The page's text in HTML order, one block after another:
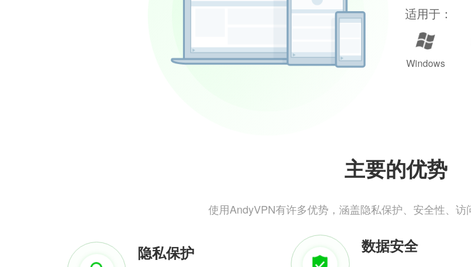
适用于：
Windows
主要的优势
使用AndyVPN有许多优势，涵盖隐私保护、安全性、
隐私保护 数据安全